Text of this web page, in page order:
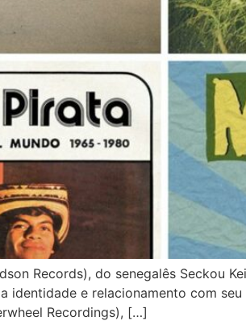
Records), do senegalês Seckou
identidade e relacionamento com
Recordings), […]